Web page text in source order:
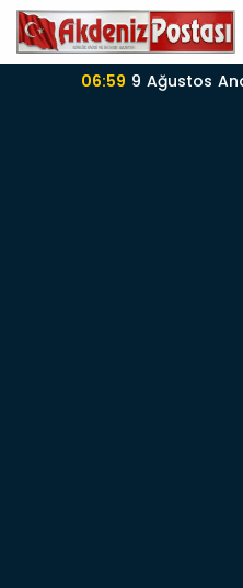
06:59 9 Ağustos